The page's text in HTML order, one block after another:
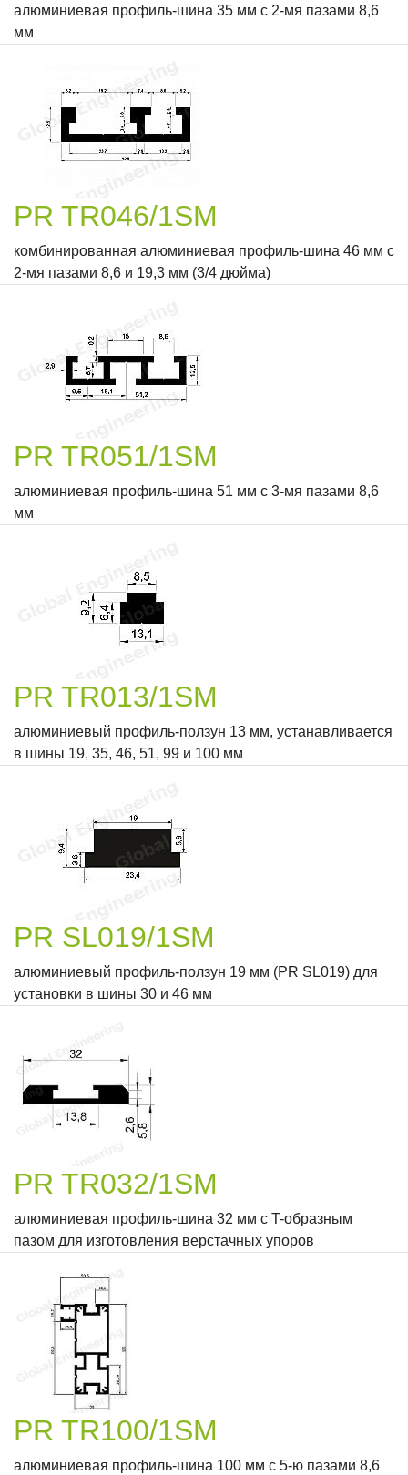
алюминиевая профиль-шина 35 мм с 2-мя пазами 8,6
мм
PR TR046/1SM
комбинированная алюминиевая профиль-шина 46 мм с
2-мя пазами 8,6 и 19,3 мм (3/4 дюйма)
PR TR051/1SM
алюминиевая профиль-шина 51 мм с 3-мя пазами 8,6
мм
PR TR013/1SM
алюминиевый профиль-ползун 13 мм, устанавливается
в шины 19, 35, 46, 51, 99 и 100 мм
PR SL019/1SM
алюминиевый профиль-ползун 19 мм (PR SL019) для
установки в шины 30 и 46 мм
PR TR032/1SM
алюминиевая профиль-шина 32 мм с T-образным
пазом для изготовления верстачных упоров
PR TR100/1SM
алюминиевая профиль-шина 100 мм с 5-ю пазами 8,6